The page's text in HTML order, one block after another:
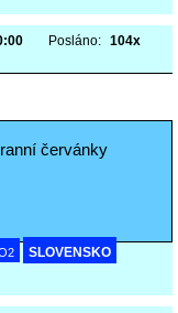
Posláno: 104x
červánky
SLOVENSKO